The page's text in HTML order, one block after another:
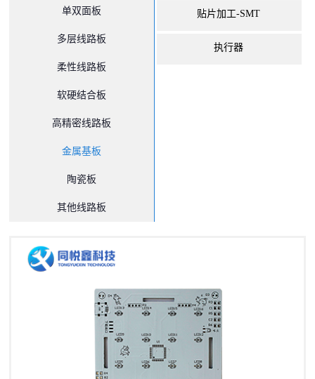
单双面板
多层线路板
柔性线路板
软硬结合板
高精密线路板
金属基板
陶瓷板
其他线路板
贴片加工-SMT
执行器